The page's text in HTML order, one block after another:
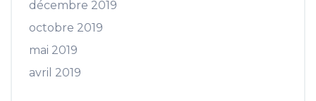
décembre 2019
octobre 2019
mai 2019
avril 2019